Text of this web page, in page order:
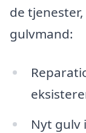
de
gulvmand:
Nyt gulv